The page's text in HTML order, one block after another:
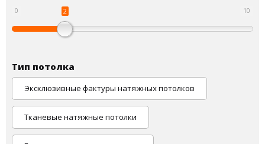
0 10
2
Тип потолка
Эксклюзивные фактуры натяжных потолков
Тканевые натяжные потолки